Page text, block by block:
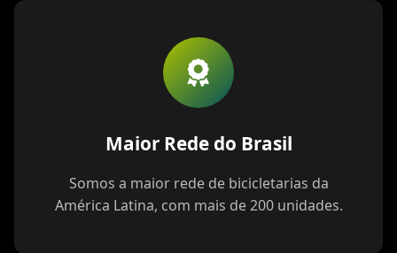
Maior Rede do Brasil
Somos a maior rede de bicicletarias da
América Latina, com mais de 200 unidades.